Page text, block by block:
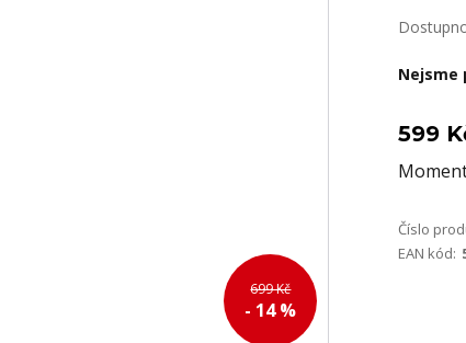
699 Kč
- 14 %
Nejsme
599
Číslo
EAN kód: